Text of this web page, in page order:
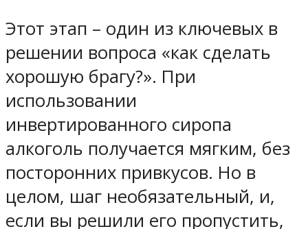
Этот этап – один из ключевых в
решении вопроса «как сделать
хорошую брагу?». При
использовании
инвертированного сиропа
алкоголь получается мягким, без
посторонних привкусов. Но в
целом, шаг необязательный, и,
если вы решили его пропустить,